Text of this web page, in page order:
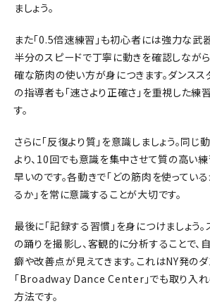
ましょう。
また「0.5倍速練習」も初心者には強力な武
半分のスピードで丁寧に動きを確認しなが
確な筋肉の使い方が身につきます。ダンスス
の指導者も「速さより正確さ」を重視した練
す。
さらに「反復より質」を意識しましょう。同
より、10回でも意識を集中させて質の高い
早いのです。各動きで「どの筋肉を使ってい
るか」を常に意識することが大切です。
最後に「記録する習慣」を身につけましょう
の踊りを撮影し、客観的に分析することで
癖や改善点が見えてきます。これはNY発の
「Broadway Dance Center」でも取り入
方法です。